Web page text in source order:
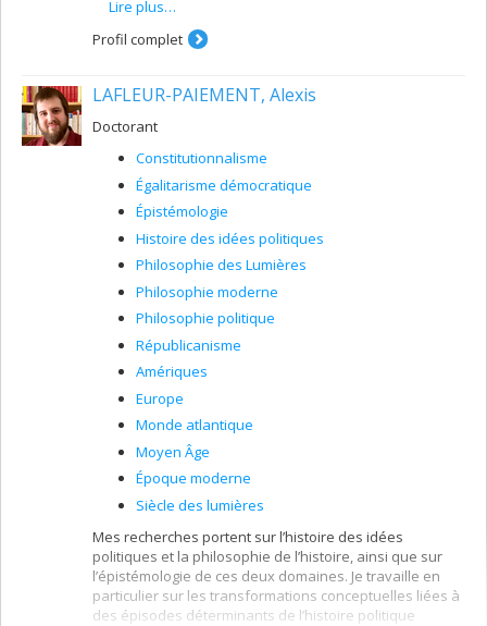
m'intéresse au libéralisme politique et à ses implications
multiculturalistes, à la problématique de la raison
publique et de la délibération, au constitutionnalisme et
Je poursuis dans le cadre de ma chaire un programme
de recherche sur les institutions de la tolérance dont la
morale et en philosophie de l’éducation. Au cours de
l’année 2011-2012, j’ai également engagé un travail sur
la question de la corruption dans et de la démocratie. Je
coordonne depuis 2012 le groupe de recherche
Corruption et démocratie .
Champs d'expertise: Éthique; Philosophie politique;
Philosophie du droit; Théories de la justice; Égalitarisme
démocratique; Tolérance, Laïcité, Multiculturalisme;
Théories de la reconnaissance; Constitutionnalisme;
Utilitarisme
Lire plus…
Profil complet
LAFLEUR-PAIEMENT, Alexis
Doctorant
Constitutionnalisme
Égalitarisme démocratique
Épistémologie
Histoire des idées politiques
Philosophie des Lumières
Philosophie moderne
Philosophie politique
Républicanisme
Amériques
Europe
Monde atlantique
Moyen Âge
Époque moderne
Siècle des lumières
Mes recherches portent sur l’histoire des idées
politiques et la philosophie de l’histoire, ainsi que sur
l’épistémologie de ces deux domaines. Je travaille en
particulier sur les transformations conceptuelles liées à
des épisodes déterminants de l’histoire politique